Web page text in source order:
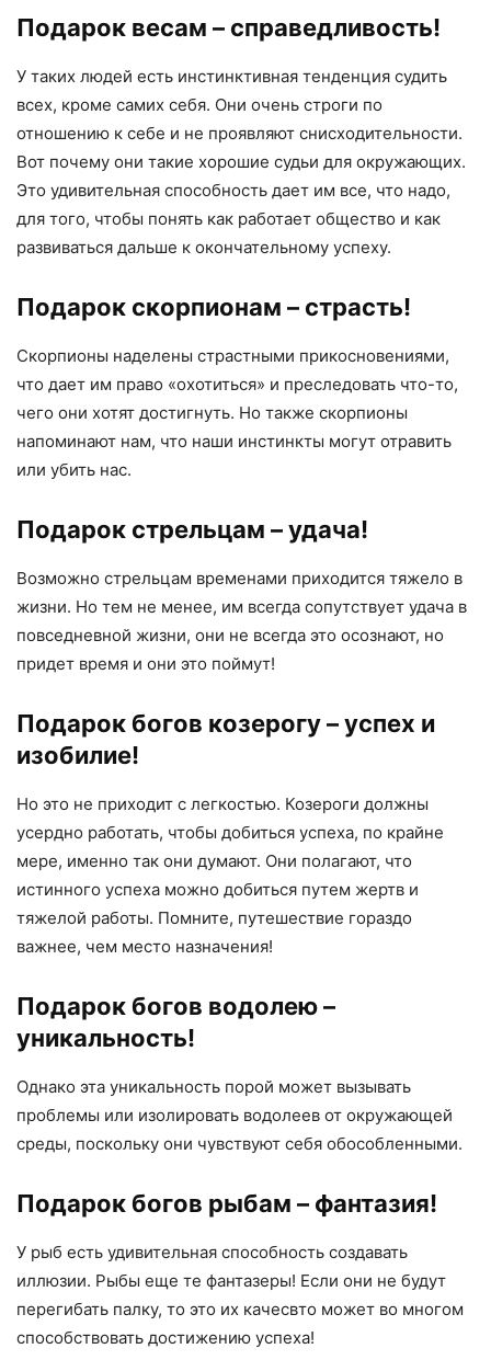
Подарок весам – справедливость!
У таких людей есть инстинктивная тенденция судить
всех, кроме самих себя. Они очень строги по
отношению к себе и не проявляют снисходительности.
Вот почему они такие хорошие судьи для окружающих.
Это удивительная способность дает им все, что надо,
для того, чтобы понять как работает общество и как
развиваться дальше к окончательному успеху.
Подарок скорпионам – страсть!
Скорпионы наделены страстными прикосновениями,
что дает им право «охотиться» и преследовать что-то,
чего они хотят достигнуть. Но также скорпионы
напоминают нам, что наши инстинкты могут отравить
или убить нас.
Подарок стрельцам – удача!
Возможно стрельцам временами приходится тяжело в
жизни. Но тем не менее, им всегда сопутствует удача в
повседневной жизни, они не всегда это осознают, но
придет время и они это поймут!
Подарок богов козерогу – успех и
изобилие!
Но это не приходит с легкостью. Козероги должны
усердно работать, чтобы добиться успеха, по крайне
мере, именно так они думают. Они полагают, что
истинного успеха можно добиться путем жертв и
тяжелой работы. Помните, путешествие гораздо
важнее, чем место назначения!
Подарок богов водолею –
уникальность!
Однако эта уникальность порой может вызывать
проблемы или изолировать водолеев от окружающей
среды, поскольку они чувствуют себя обособленными.
Подарок богов рыбам – фантазия!
У рыб есть удивительная способность создавать
иллюзии. Рыбы еще те фантазеры! Если они не будут
перегибать палку, то это их качесвто может во многом
способствовать достижению успеха!